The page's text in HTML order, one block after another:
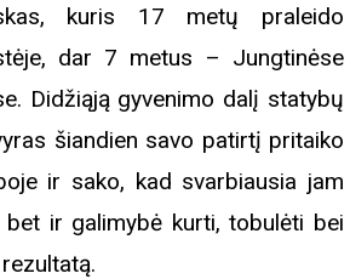
kuris 17 metų praleido
dar 7 metus – Jungtinėse
Didžiąją gyvenimo dalį statybų
šiandien savo patirtį pritaiko
ir sako, kad svarbiausia jam
bet ir galimybė kurti, tobulėti bei